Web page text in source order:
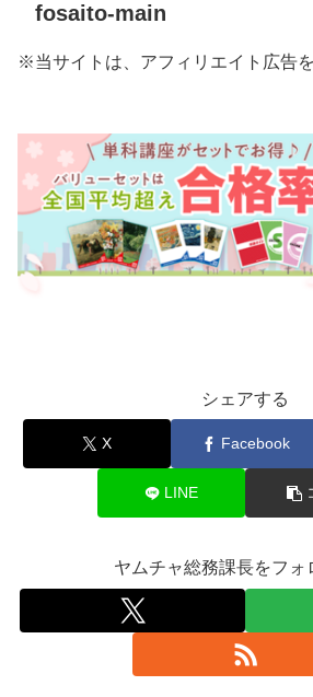
fosaito-main
※当サイトは、アフィリエイト広告
シェアする
X Facebook
LINE
ヤムチャ総務課長をフォ